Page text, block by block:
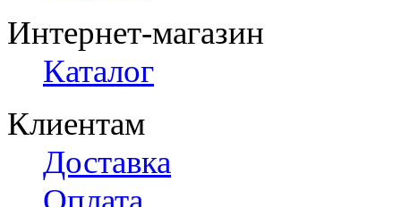
Интернет-магазин
Каталог
Клиентам
Доставка